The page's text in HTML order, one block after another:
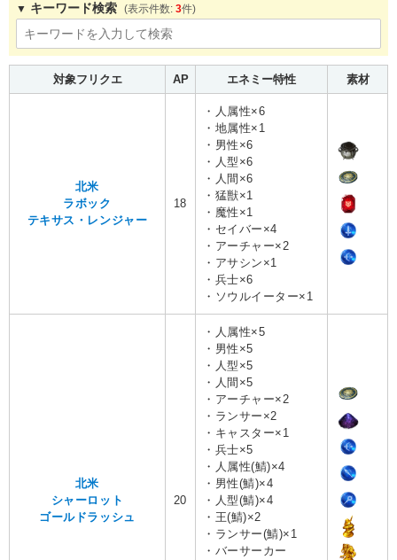
キーワード検索 3
対象フリクエ AP エネミー特性 素材
北米
ラボック
テキサス・レンジャー
18
・人属性×6
・地属性×1
・男性×6
・人型×6
・人間×6
・猛獣×1
・魔性×1
・セイバー×4
・アーチャー×2
・アサシン×1
・兵士×6
・ソウルイーター×1
北米
シャーロット
ゴールドラッシュ
20
・人属性×5
・男性×5
・人型×5
・人間×5
・アーチャー×2
・ランサー×2
・キャスター×1
・兵士×5
・人属性(鯖)×4
・男性(鯖)×4
・人型(鯖)×4
・王(鯖)×2
・ランサー(鯖)×1
・バーサーカー